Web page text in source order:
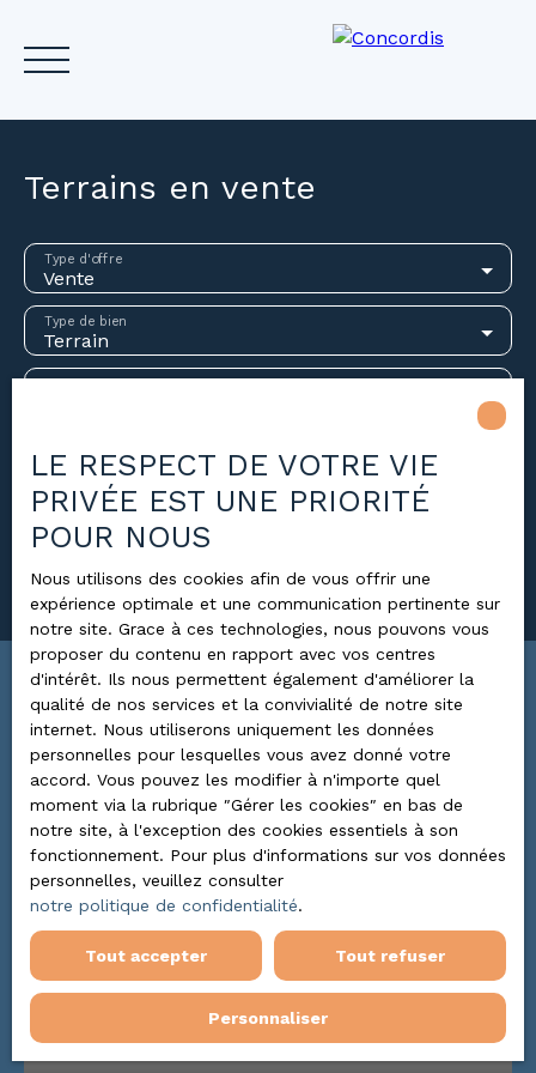
Accueil Acheter
Terrains en vente
Vente
Type d'offre
Terrain
Type de bien
Budget max (€)
Surface min (m²)
Rechercher
Pertinence
Trier par
ALERTE MAIL
59 400€
Nouveauté
LE RESPECT DE VOTRE VIE
PRIVÉE EST UNE PRIORITÉ
POUR NOUS
Nous utilisons des cookies afin de vous offrir une
expérience optimale et une communication pertinente sur
notre site. Grace à ces technologies, nous pouvons vous
proposer du contenu en rapport avec vos centres
d'intérêt. Ils nous permettent également d'améliorer la
qualité de nos services et la convivialité de notre site
internet. Nous utiliserons uniquement les données
personnelles pour lesquelles vous avez donné votre
accord. Vous pouvez les modifier à n'importe quel
moment via la rubrique ″Gérer les cookies″ en bas de
notre site, à l'exception des cookies essentiels à son
fonctionnement. Pour plus d'informations sur vos données
personnelles, veuillez consulter
notre politique de confidentialité.
Tout accepter Tout refuser
Personnaliser